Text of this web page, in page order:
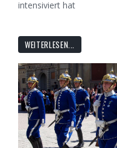
intensiviert hat
WEITERLESEN...